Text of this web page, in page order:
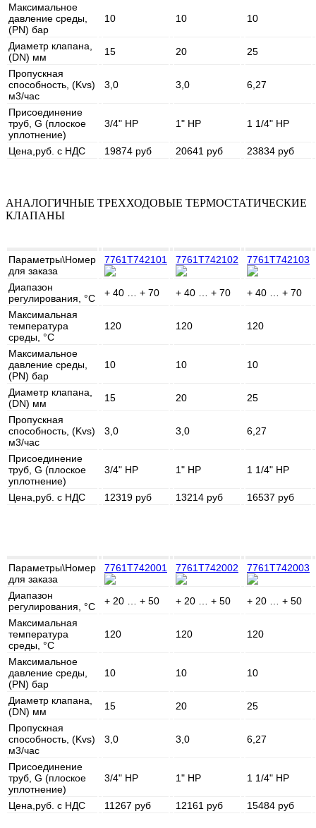
Максимальное
давление среды,
(PN) бар
10 10 10
Диаметр клапана,
(DN) мм
15 20
25
Пропускная
способность, (Kvs)
м3/час
3,0 3,0 6,27
Присоединение
труб, G (плоское
уплотнение)
3/4" НР 1" НР 1 1/4" НР
Цена,руб. с НДС 19874 руб 20641 руб 23834 руб
АНАЛОГИЧНЫЕ ТРЕХХОДОВЫЕ ТЕРМОСТАТИЧЕСКИЕ
КЛАПАНЫ
Параметры\Номер
для заказа
7761T742101 7761T742102 7761T742103
Диапазон
регулирования, °C
+ 40 … + 70 + 40 … + 70
+ 40 … + 70
Максимальная
температура
среды, °C
120 120 120
Максимальное
давление среды,
(PN) бар
10 10 10
Диаметр клапана,
(DN) мм
15 20
25
Пропускная
способность, (Kvs)
м3/час
3,0 3,0 6,27
Присоединение
труб, G (плоское
уплотнение)
3/4" НР 1" НР 1 1/4" НР
Цена,руб. с НДС 12319 руб 13214 руб 16537 руб
Параметры\Номер
для заказа
7761T742001 7761T742002 7761T742003
Диапазон
регулирования, °C
+ 20 … + 50 + 20 … + 50
+ 20 … + 50
Максимальная
температура
среды, °C
120 120 120
Максимальное
давление среды,
(PN) бар
10 10 10
Диаметр клапана,
(DN) мм
15 20
25
Пропускная
способность, (Kvs)
м3/час
3,0 3,0 6,27
Присоединение
труб, G (плоское
уплотнение)
3/4" НР 1" НР 1 1/4" НР
Цена,руб. с НДС 11267 руб 12161 руб 15484 руб